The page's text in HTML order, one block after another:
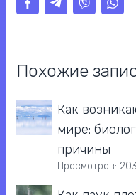
Похожие
Как
мире:
причины
Просмотров: 203